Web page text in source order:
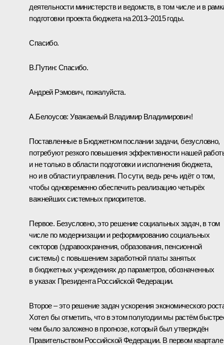
деятельности министерств и ведомств, в том числе и в
подготовки проекта бюджета на 2013–2015 годы.
Спасибо.
В.Путин: Спасибо.
Андрей Рэмович, пожалуйста.
А.Белоусов: Уважаемый Владимир Владимирович!
Поставленные в Бюджетном послании задачи, безусловно,
потребуют резкого повышения эффективности нашей
и не только в области подготовки и исполнения бюджета,
но и в области управления. По сути, ведь речь идёт о том,
чтобы одновременно обеспечить реализацию четырёх
важнейших системных приоритетов.
Первое. Безусловно, это решение социальных задач, в том
числе по модернизации и реформированию социальных
секторов (здравоохранения, образования, пенсионной
системы) с повышением заработной платы занятых
в бюджетных учреждениях до параметров, обозначенных
в указах Президента Российской Федерации.
Второе – это решение задач ускорения экономического
Хотел бы отметить, что в этом полугодии мы растём
чем было заложено в прогнозе, который был утверждён
Правительством Российской Федерации. В первом квартале